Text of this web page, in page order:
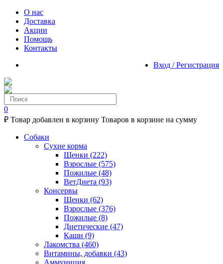
О нас
Доставка
Акции
Помощь
Контакты
Вход / Регистрация
0
₽ Товар добавлен в корзину Товаров в корзине на сумму
Собаки
Сухие корма
Щенки (222)
Взрослые (575)
Пожилые (48)
ВетДиета (93)
Консервы
Щенки (62)
Взрослые (376)
Пожилые (8)
Диетические (47)
Каши (9)
Лакомства (460)
Витамины, добавки (43)
Аммуниция